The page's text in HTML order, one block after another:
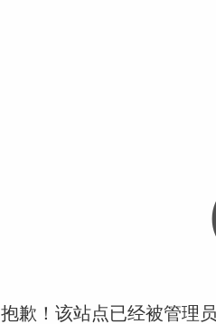
抱歉！该站点已经被管理